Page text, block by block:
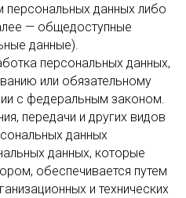
персональных данных либо
— общедоступные
данные).
персональных данных,
или обязательному
с федеральным законом.
передачи и других видов
данных
данных, которые
обеспечивается путем
и технических